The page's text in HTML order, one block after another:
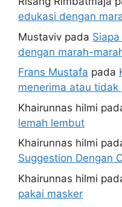
edukasi dengan
Mustaviv pada
dengan marah-
Frans Mustafa pada
menerima atau tidak
Khairunnas hilmi
lemah lembut
Khairunnas hilmi
Suggestion Dengan
Khairunnas hilmi
pakai masker